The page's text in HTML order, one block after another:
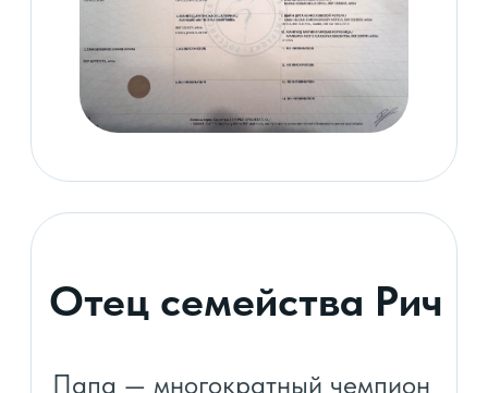
ветпаспорта, чипы, прививка,
первая игрушка и комплект
многоразовых пеленок
для туалета, к которому
малыши уже приучены!